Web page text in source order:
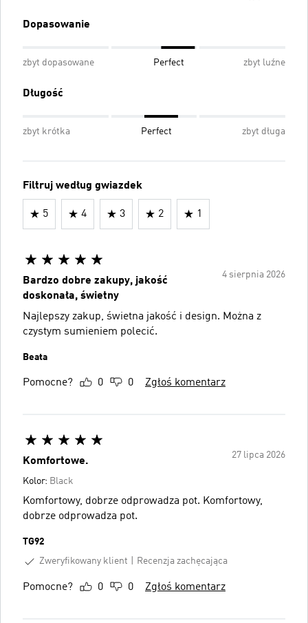
Dopasowanie
zbyt dopasowane Perfect zbyt luźne
Długość
zbyt krótka Perfect zbyt długa
Filtruj według gwiazdek
5 4 3 2 1
4 sierpnia 2026
Bardzo dobre zakupy, jakość
doskonała, świetny
Najlepszy zakup, świetna jakość i design. Można z
czystym sumieniem polecić.
Beata
Pomocne? 0 0 Zgłoś komentarz
27 lipca 2026
Komfortowe.
Kolor: Black
Komfortowy, dobrze odprowadza pot. Komfortowy,
dobrze odprowadza pot.
TG92
Zweryfikowany klient
Recenzja zachęcająca
Pomocne? 0 0 Zgłoś komentarz